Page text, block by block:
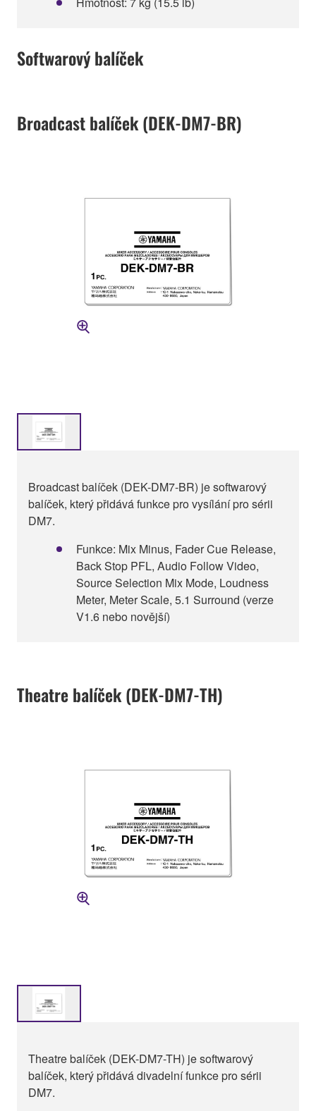
Softwarový balíček
Broadcast balíček (DEK-DM7-BR)
Broadcast balíček (DEK-DM7-BR) je softwarový
balíček, který přidává funkce pro vysílání pro sérii
DM7.
Funkce: Mix Minus, Fader Cue Release,
Back Stop PFL, Audio Follow Video,
Source Selection Mix Mode, Loudness
Meter, Meter Scale, 5.1 Surround (verze
V1.6 nebo novější)
Theatre balíček (DEK-DM7-TH)
Theatre balíček (DEK-DM7-TH) je softwarový
balíček, který přidává divadelní funkce pro sérii
DM7.